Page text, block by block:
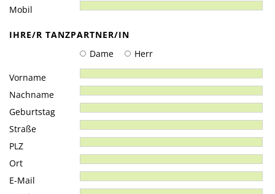
Gutscheine
Mobil
IHRE/R TANZPARTNER/IN
Dame
Herr
Vorname
Nachname
Geburtstag
Straße
PLZ
Ort
E-Mail